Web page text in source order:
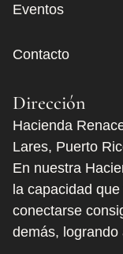
Eventos
Contacto
Dirección
Hacienda
Lares, Puerto
En nuestra
la capacidad
conectarse
demás,